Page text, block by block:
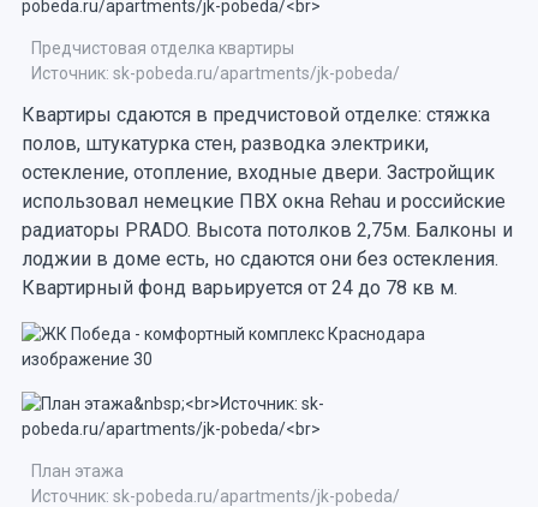
Предчистовая отделка квартиры
Источник: sk-pobeda.ru/apartments/jk-pobeda/
Квартиры сдаются в предчистовой отделке: стяжка
полов, штукатурка стен, разводка электрики,
остекление, отопление, входные двери. Застройщик
использовал немецкие ПВХ окна Rehau и российские
радиаторы PRADO. Высота потолков 2,75м. Балконы и
лоджии в доме есть, но сдаются они без остекления.
Квартирный фонд варьируется от 24 до 78 кв м.
План этажа
Источник: sk-pobeda.ru/apartments/jk-pobeda/